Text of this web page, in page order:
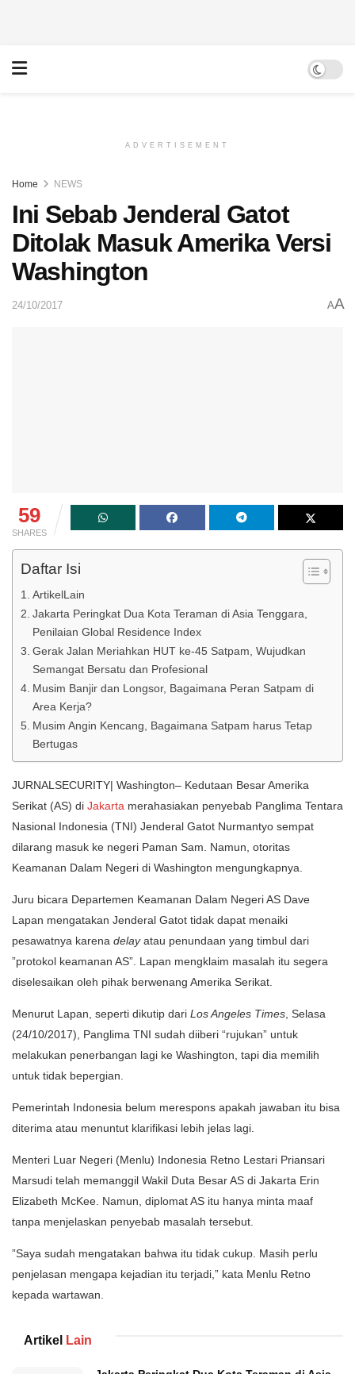
ADVERTISEMENT
Home NEWS
Ini Sebab Jenderal Gatot
Ditolak Masuk Amerika Versi
Washington
24/10/2017 AA
59
SHARES
Daftar Isi
ArtikelLain
Jakarta Peringkat Dua Kota Teraman di Asia Tenggara,
Penilaian Global Residence Index
Gerak Jalan Meriahkan HUT ke-45 Satpam, Wujudkan
Semangat Bersatu dan Profesional
Musim Banjir dan Longsor, Bagaimana Peran Satpam di
Area Kerja?
Musim Angin Kencang, Bagaimana Satpam harus Tetap
Bertugas
JURNALSECURITY| Washington– Kedutaan Besar Amerika
Serikat (AS) di Jakarta merahasiakan penyebab Panglima Tentara
Nasional Indonesia (TNI) Jenderal Gatot Nurmantyo sempat
dilarang masuk ke negeri Paman Sam. Namun, otoritas
Keamanan Dalam Negeri di Washington mengungkapnya.
Juru bicara Departemen Keamanan Dalam Negeri AS Dave
Lapan mengatakan Jenderal Gatot tidak dapat menaiki
pesawatnya karena delayatau penundaan yang timbul dari
”protokol keamanan AS”. Lapan mengklaim masalah itu segera
diselesaikan oleh pihak berwenang Amerika Serikat.
Menurut Lapan, seperti dikutip dari Los Angeles Times, Selasa
(24/10/2017), Panglima TNI sudah diiberi “rujukan” untuk
melakukan penerbangan lagi ke Washington, tapi dia memilih
untuk tidak bepergian.
Pemerintah Indonesia belum merespons apakah jawaban itu bisa
diterima atau menuntut klarifikasi lebih jelas lagi.
Menteri Luar Negeri (Menlu) Indonesia Retno Lestari Priansari
Marsudi telah memanggil Wakil Duta Besar AS di Jakarta Erin
Elizabeth McKee. Namun, diplomat AS itu hanya minta maaf
tanpa menjelaskan penyebab masalah tersebut.
”Saya sudah mengatakan bahwa itu tidak cukup. Masih perlu
penjelasan mengapa kejadian itu terjadi,” kata Menlu Retno
kepada wartawan.
Artikel Lain